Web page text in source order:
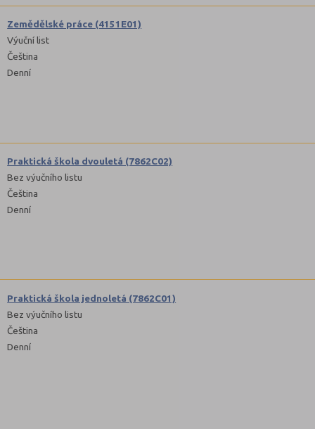
Zemědělské práce (4151E01)
Výuční list
Čeština
Denní
Praktická škola dvouletá (7862C02)
Bez výučního listu
Čeština
Denní
Praktická škola jednoletá (7862C01)
Bez výučního listu
Čeština
Denní